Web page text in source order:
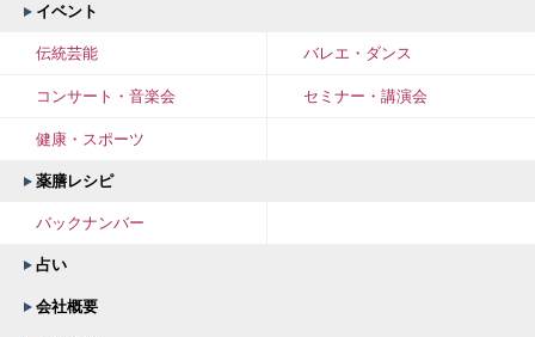
イベント
伝統芸能 バレエ・ダンス
コンサート・音楽会 セミナー・講演会
健康・スポーツ
薬膳レシピ
バックナンバー
占い
会社概要